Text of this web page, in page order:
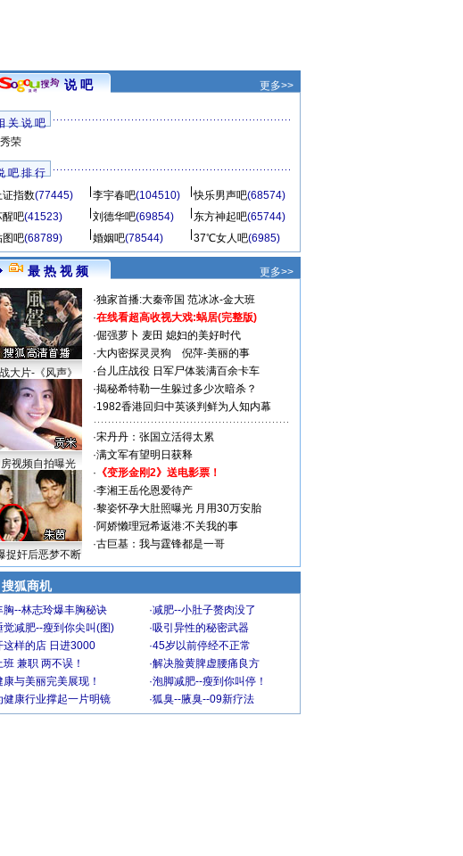
说 吧 更多>>
关 说 吧
荣
吧 排 行
证指数(77445) 李宇春吧(104510) 快乐男声吧(68574)
醒吧(41523) 刘德华吧(69854) 东方神起吧(65744)
图吧(68789) 婚姻吧(78544) 37℃女人吧(6985)
最 热 视 频 更多>>
大片-《风声》
视频自拍曝光
捉奸后恶梦不断
·独家首播:大秦帝国 范冰冰-金大班
·在线看超高收视大戏:蜗居(完整版)
·倔强萝卜 麦田 媳妇的美好时代
·大内密探灵灵狗
倪萍-美丽的事
·台儿庄战役 日军尸体装满百余卡车
·揭秘希特勒一生躲过多少次暗杀？
·1982香港回归中英谈判鲜为人知内幕
·宋丹丹：张国立活得太累
·满文军有望明日获释
· 《变形金刚2》送电影票！
·李湘王岳伦恩爱待产
·黎姿怀孕大肚照曝光 月用30万安胎
·阿娇懒理冠希返港:不关我的事
·古巨基：我与霆锋都是一哥
搜狐商机
胸--林志玲爆丰胸秘诀 ·减肥--小肚子赘肉没了
觉减肥--瘦到你尖叫(图) ·吸引异性的秘密武器
这样的店 日进3000 ·45岁以前停经不正常
班 兼职 两不误！ ·解决脸黄脾虚腰痛良方
康与美丽完美展现！ ·泡脚减肥--瘦到你叫停！
健康行业撑起一片明镜 ·狐臭--腋臭--09新疗法